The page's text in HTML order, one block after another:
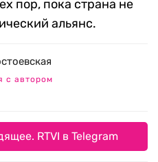
пор, пока страна не
альянс.
с автором
RTVI в Telegram